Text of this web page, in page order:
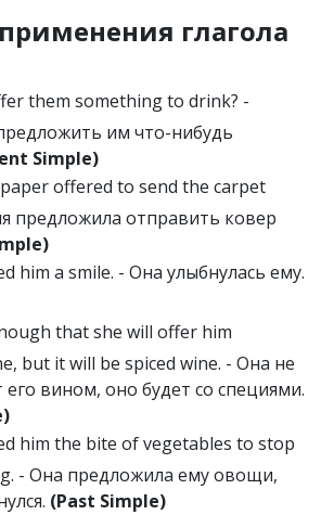
глагола
them something to drink? -
им что-нибудь
Simple)
offered to send the carpet
предложила отправить ковер
him a smile. - Она улыбнулась ему.
that she will offer him
but it will be spiced wine. - Она не
его вином, оно будет со специями.
him the bite of vegetables to stop
- Она предложила ему овощи,
(Past Simple)